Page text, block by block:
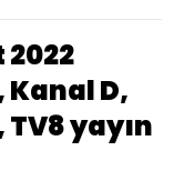
2022
Kanal D,
TV8 yayın